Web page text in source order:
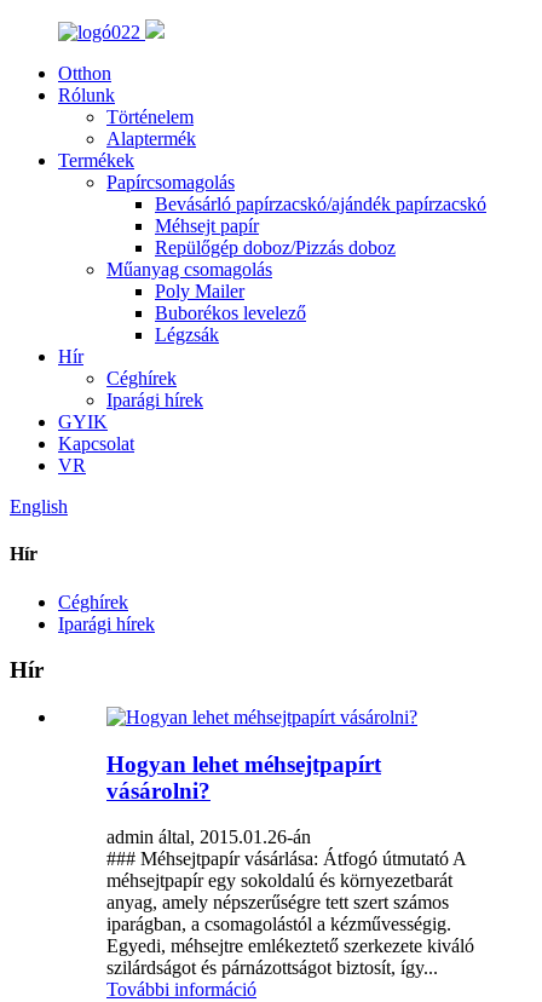
Otthon
Rólunk
Történelem
Alaptermék
Termékek
Papírcsomagolás
Bevásárló papírzacskó/ajándék papírzacskó
Méhsejt papír
Repülőgép doboz/Pizzás doboz
Műanyag csomagolás
Poly Mailer
Buborékos levelező
Légzsák
Hír
Céghírek
Iparági hírek
GYIK
Kapcsolat
VR
English
Hír
Céghírek
Iparági hírek
Hír
Hogyan lehet méhsejtpapírt
vásárolni?
admin által, 2015.01.26-án
### Méhsejtpapír vásárlása: Átfogó útmutató A
méhsejtpapír egy sokoldalú és környezetbarát
anyag, amely népszerűségre tett szert számos
iparágban, a csomagolástól a kézművességig.
Egyedi, méhsejtre emlékeztető szerkezete kiváló
szilárdságot és párnázottságot biztosít, így...
További információ